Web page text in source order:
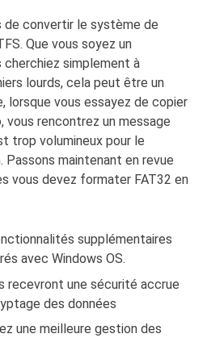
de convertir le système de
Que vous soyez un
cherchiez simplement à
lourds, cela peut être un
lorsque vous essayez de copier
vous rencontrez un message
trop volumineux pour le
maintenant en revue
vous devez formater FAT32 en
supplémentaires
avec Windows OS.
recevront une sécurité accrue
des données
une meilleure gestion des